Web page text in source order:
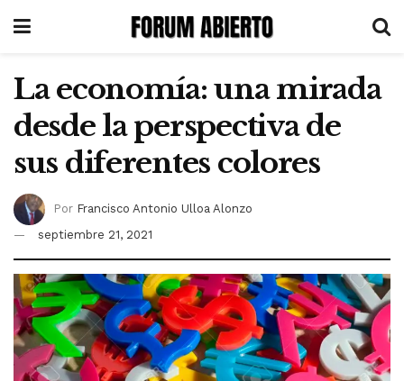
La economía: una mirada
desde la perspectiva de
sus diferentes colores
Por Francisco Antonio Ulloa Alonzo
septiembre 21, 2021